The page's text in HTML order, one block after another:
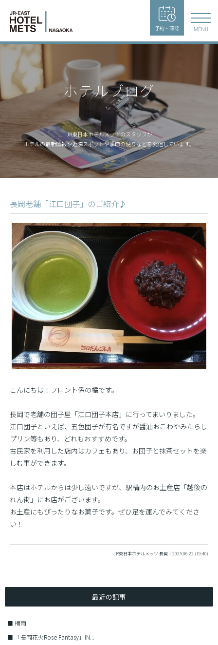
予約・確認 MENU
ホテルブログ
JR東日本ホテルメッツのスタッフが
ホテルの最新情報や近隣スポットや季節の便りなどを発信しています。
長岡老舗「江口団子」のご紹介♪
こんにちは！フロント係の橘です。
長岡で老舗の団子屋「江口団子本店」に行ってまいりました。
江口団子といえば、五色団子が有名ですが醤油おこわやみたらし
プリン等もあり、どれもおすすめです。
古民家を利用した店内はカフェもあり、お団子と抹茶セットを楽
しむ事ができます。
本店はホテルからは少し遠いですが、駅構内のお土産店「越後の
れん街」にお店がございます。
お土産にもぴったりなお菓子です。ぜひ足を運んでみてくださ
い！
JR東日本ホテルメッツ 長岡｜2025.06.22 (19:40)
最近の記事
■ 梅雨
■
「長岡花火Rose Fantasy」IN...